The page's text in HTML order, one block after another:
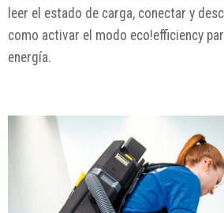
leer el estado de carga, conectar y
como activar el modo eco!efficiency
energía.